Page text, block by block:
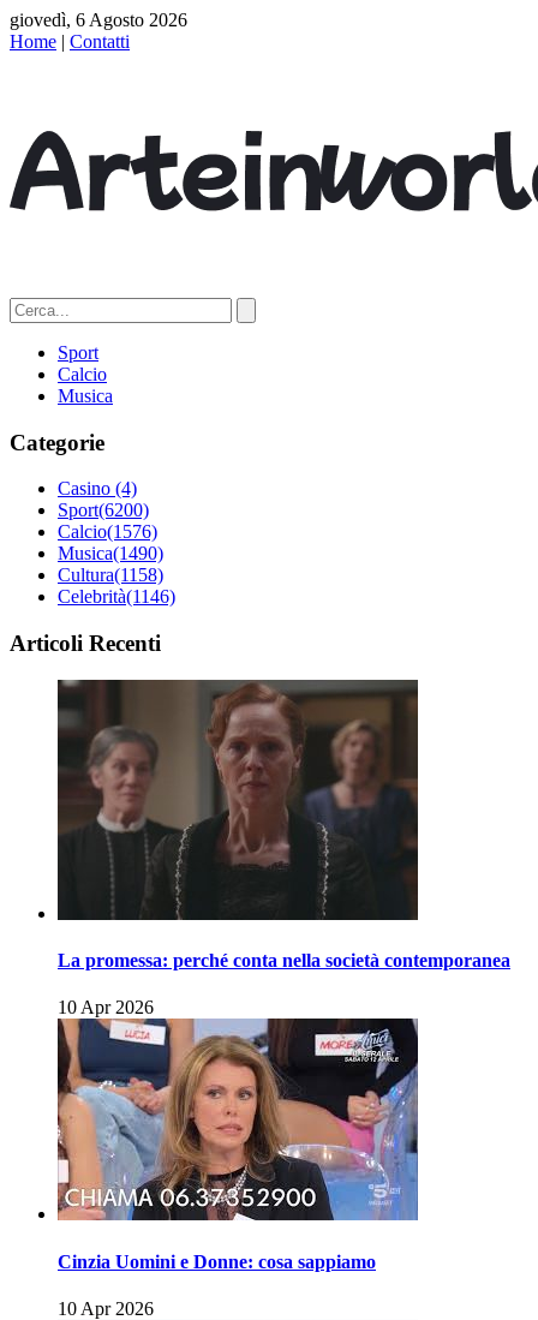
giovedì, 6 Agosto 2026
Home | Contatti
Sport
Calcio
Musica
Categorie
Casino (4)
Sport(6200)
Calcio(1576)
Musica(1490)
Cultura(1158)
Celebrità(1146)
Articoli Recenti
La promessa: perché conta nella società contemporanea
10 Apr 2026
Cinzia Uomini e Donne: cosa sappiamo
10 Apr 2026